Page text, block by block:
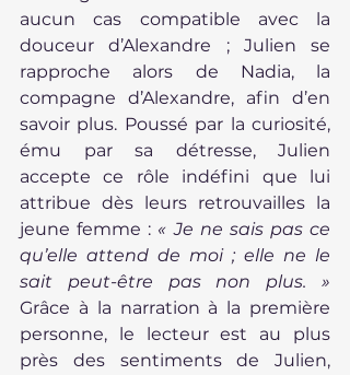
aucun cas compatible avec la
douceur d’Alexandre ; Julien se
rapproche alors de Nadia, la
compagne d’Alexandre, afin d’en
savoir plus. Poussé par la curiosité,
ému par sa détresse, Julien
accepte ce rôle indéfini que lui
attribue dès leurs retrouvailles la
jeune femme : « Je ne sais pas ce
qu’elle attend de moi ; elle ne le
Grâce à la narration à la première
personne, le lecteur est au plus
près des sentiments de Julien,